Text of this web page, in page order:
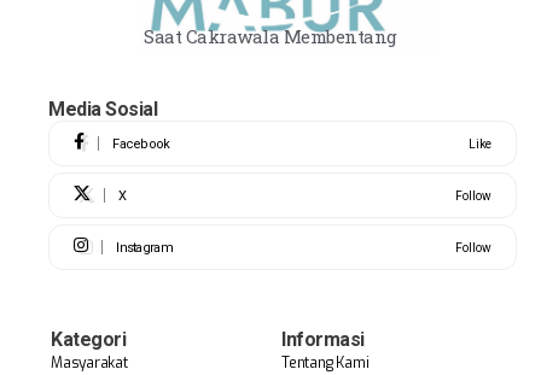
Saat Cakrawala Membentang
Media Sosial
Facebook Like
X Follow
Instagram Follow
Kategori
Masyarakat
Informasi
Tentang Kami